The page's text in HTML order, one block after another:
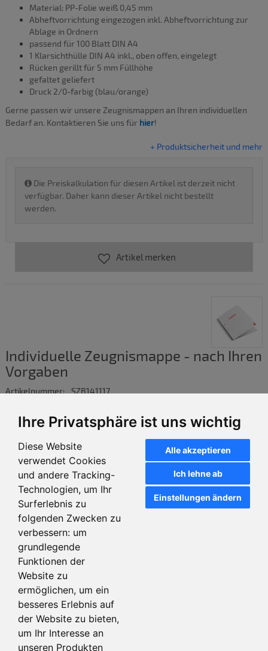
Ihre Privatsphäre ist uns wichtig
Diese Website
verwendet Cookies
und andere Tracking-
Technologien, um Ihr
Surferlebnis zu
folgenden Zwecken zu
verbessern: um
grundlegende
Funktionen der
Website zu
ermöglichen, um ein
besseres Erlebnis auf
der Website zu bieten,
um Ihr Interesse an
unseren Produkten
Alle akzeptieren
Ich lehne ab
Einstellungen ändern
Material: PP-Folie weiß 0,45 mm
Abheftvorrichtung eingezogen inkl. Abheftvorrichtung zur
Ablage in Ordnern
passend für 100 Blatt DIN A4
1 Klarsichthülle DIN A4 inkl., oben offen, eingelegt
Rücken gerillt für 5 mm Füllhöhe
gefaltet geliefert
Druck 2/0-farbig (blau/orange)
Gerne passen wir unsere Zeugnismappen an Ihren individuellen
Bedarf an. Kontaktieren Sie uns für hier!
+ Produktsicherheit und mehr
Die Preiskalkulation für diesen Artikel ist derzeit nicht
verfügbar. Daher kann dieser Artikel nicht bestellt
werden.
Artikel merken
Individuelle Zeugnismappe - nach Ihren
Vorgaben
Artikelnummer: SZB141117
SIE BENÖTIGEN EINE INDIVIDUELLE ZEUGNISMAPPE?
Material: Chromosulfatkarton weiß, 260g/qmoder 300 g/qm
Veredelung: matt oder glänzend
eingeklebte kfm. SK-Abheftung mit Durchschiebemechanik
3 Klarsichthülle DIN A4 inkl., oben offen, eingelegt
Rücken gerillt für 5 mm Füllhöhe
Druck: individuell gestaltbar
Format: geschlossen 220 mm x 305 mm
PREIS AUF ANFRAGE
Die Preiskalkulation für diesen Artikel ist derzeit nicht
verfügbar. Daher kann dieser Artikel nicht bestellt